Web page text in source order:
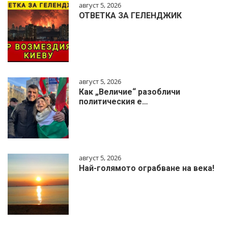
август 5, 2026
ОТВЕТКА ЗА ГЕЛЕНДЖИК
август 5, 2026
Как „Величие“ разобличи
политическия е…
август 5, 2026
Най-голямото ограбване на века!